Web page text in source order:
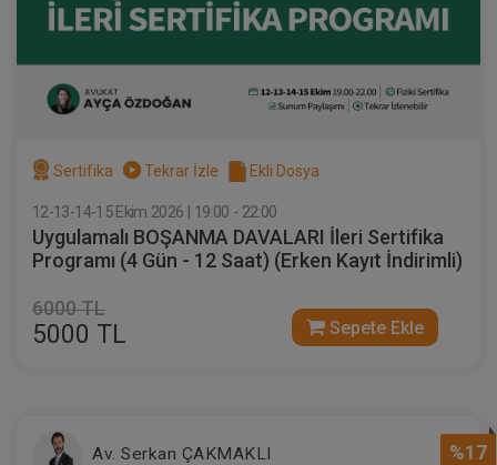
Sertifika Tekrar İzle Ekli Dosya
12-13-14-15 Ekim 2026 | 19:00 - 22:00
Uygulamalı BOŞANMA DAVALARI İleri Sertifika
Programı (4 Gün - 12 Saat) (Erken Kayıt İndirimli)
6000 TL
5000 TL Sepete Ekle
%17
Av. Serkan ÇAKMAKLI